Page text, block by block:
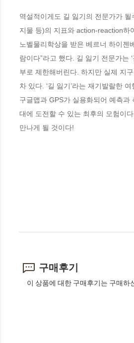
역설적이게도 길 잃기의 전문가가
지물 등)의 지표와 action-reaction
노벨물리학상을 받은 베르너 하이젠
람이다”라고 했다. 길 잃기 전문가는
부로 제한해버린다. 하지만 실제 지
차 있다. ‘길 잃기’라는 재기발랄한
구글맵과 GPS가 실용화되어 예측
대에 도전할 수 있는 최후의 모험이
만나게 될 것이다!
구매후기
이 상품에 대한 구매후기는 구매하